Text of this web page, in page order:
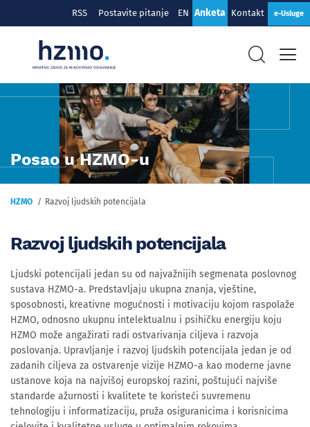
RSS Postavite pitanje EN Anketa Kontakt e-Usluge
Posao u HZMO-u
HZMO Razvoj ljudskih potencijala
Razvoj ljudskih potencijala
Ljudski potencijali jedan su od najvažnijih segmenata poslovnog
sustava HZMO-a. Predstavljaju ukupna znanja, vještine,
sposobnosti, kreativne mogućnosti i motivaciju kojom raspolaže
HZMO, odnosno ukupnu intelektualnu i psihičku energiju koju
HZMO može angažirati radi ostvarivanja ciljeva i razvoja
poslovanja. Upravljanje i razvoj ljudskih potencijala jedan je od
zadanih ciljeva za ostvarenje vizije HZMO-a kao moderne javne
ustanove koja na najvišoj europskoj razini, poštujući najviše
standarde ažurnosti i kvalitete te koristeći suvremenu
tehnologiju i informatizaciju, pruža osiguranicima i korisnicima